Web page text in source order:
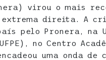
virou o mais
extrema direita. A
pelo Pronera, na
no Centro
uma onda